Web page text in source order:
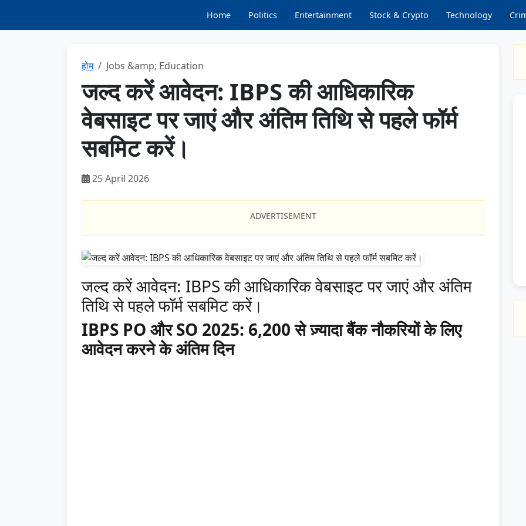
Home Politics Entertainment Stock & Crypto Technology
होम Jobs &amp; Education
जल्द करें आवेदन: IBPS की आधिकारिक
वेबसाइट पर जाएं और अंतिम तिथि से पहले फॉर्म
सबमिट करें।
25 April 2026
ADVERTISEMENT
जल्द करें आवेदन: IBPS की आधिकारिक वेबसाइट पर जाएं और अंतिम
तिथि से पहले फॉर्म सबमिट करें।
IBPS PO और SO 2025: 6,200 से ज़्यादा बैंक नौकरियों के लिए
आवेदन करने के अंतिम दिन